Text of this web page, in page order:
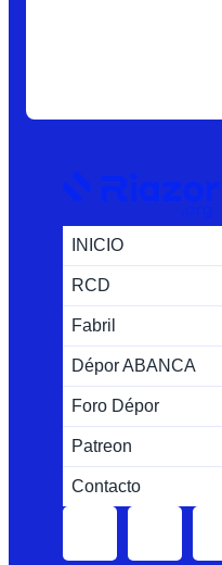
INICIO
RCD
Fabril
Dépor ABANCA
Foro Dépor
Patreon
Contacto